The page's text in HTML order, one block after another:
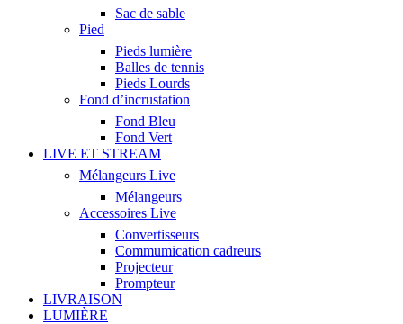
Sac de sable
Pied
Pieds lumière
Balles de tennis
Pieds Lourds
Fond d’incrustation
Fond Bleu
Fond Vert
LIVE ET STREAM
Mélangeurs Live
Mélangeurs
Accessoires Live
Convertisseurs
Commumication cadreurs
Projecteur
Prompteur
LIVRAISON
LUMIÈRE